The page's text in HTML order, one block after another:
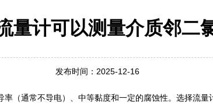
量计可以测量介质邻二
发布时间：2025-12-16
（通常不导电）、中等黏度和一定的腐蚀性。选择流